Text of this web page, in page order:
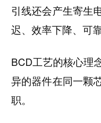
引线还会产生寄生
迟、效率下降、可
BCD工艺的核心理
异的器件在同一颗
职。